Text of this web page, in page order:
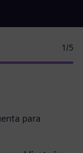
1 /5
para